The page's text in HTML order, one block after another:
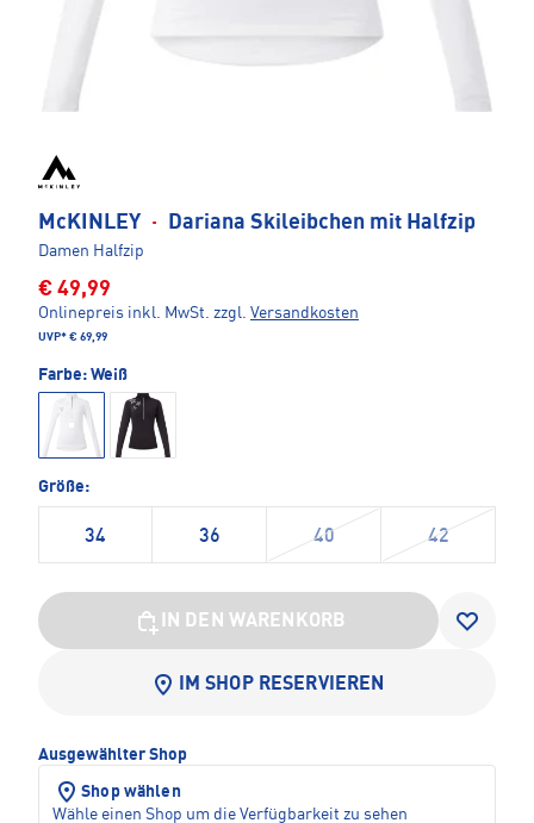
McKINLEY · Dariana Skileibchen mit Halfzip
Damen Halfzip
€ 49,99
Onlinepreis inkl. MwSt. zzgl. Versandkosten
UVP* € 69,99
Farbe: Weiß
Größe:
34 36 40 42
IN DEN WARENKORB
IM SHOP RESERVIEREN
Ausgewählter Shop
Shop wählen
Wähle einen Shop um die Verfügbarkeit zu sehen